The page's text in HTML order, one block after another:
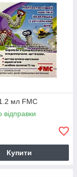
мл FMC
відправки
Купити